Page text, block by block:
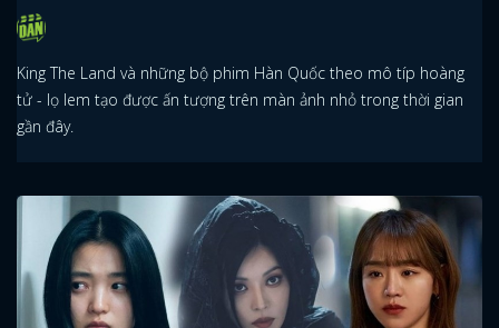
King The Land và những bộ phim Hàn Quốc theo mô típ hoàng
tử - lọ lem tạo được ấn tượng trên màn ảnh nhỏ trong thời gian
gần đây.